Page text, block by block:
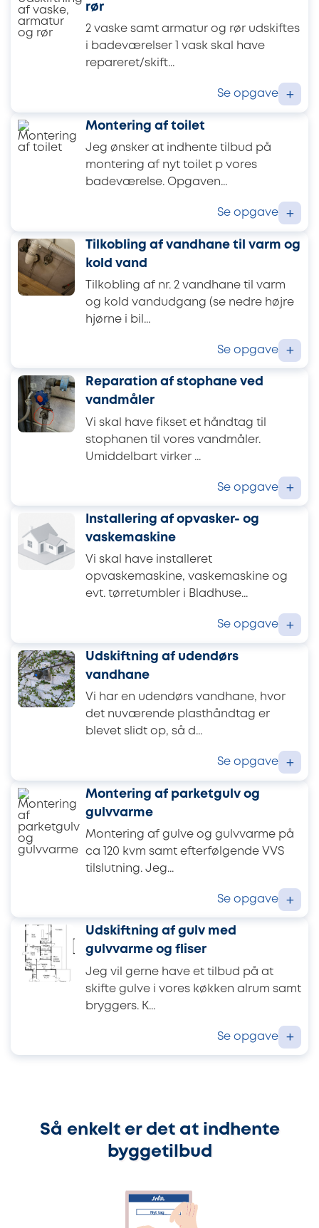
rør
2 vaske samt armatur og rør udskiftes
i badeværelser 1 vask skal have
repareret/skift...
Se opgave +
Montering af toilet
Jeg ønsker at indhente tilbud på
montering af nyt toilet p vores
badeværelse. Opgaven...
Se opgave +
Tilkobling af vandhane til varm og
kold vand
Tilkobling af nr. 2 vandhane til varm
og kold vandudgang (se nedre højre
hjørne i bil...
Se opgave +
Reparation af stophane ved
vandmåler
Vi skal have fikset et håndtag til
stophanen til vores vandmåler.
Umiddelbart virker ...
Se opgave +
Installering af opvasker- og
vaskemaskine
Vi skal have installeret
opvaskemaskine, vaskemaskine og
evt. tørretumbler i Bladhuse...
Se opgave +
Udskiftning af udendørs
vandhane
Vi har en udendørs vandhane, hvor
det nuværende plasthåndtag er
blevet slidt op, så d...
Se opgave +
Montering af parketgulv og
gulvvarme
Montering af gulve og gulvvarme på
ca 120 kvm samt efterfølgende VVS
tilslutning. Jeg...
Se opgave +
Udskiftning af gulv med
gulvvarme og fliser
Jeg vil gerne have et tilbud på at
skifte gulve i vores køkken alrum samt
bryggers. K...
Se opgave +
Så enkelt er det at indhente
byggetilbud